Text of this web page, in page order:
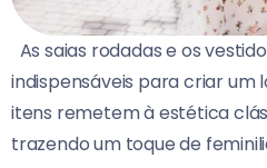
As saias rodadas e os
indispensáveis para criar um
itens remetem à estética
trazendo um toque de